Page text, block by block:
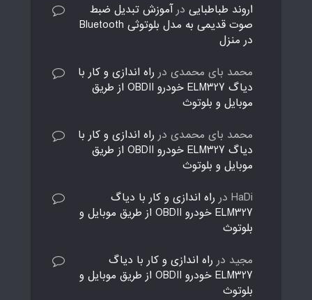
اروند طباطبایی درآموزش تبدیل ضبط
صوت قدیمی به مدل بلوتوثی Bluetooth
در منزل
محمد بای محمدی در راه اندازی و کار با
دیاگ ELM327 خودرو OBDII از طریق
موبایل و بلوتوث
محمد بای محمدی در راه اندازی و کار با
دیاگ ELM327 خودرو OBDII از طریق
موبایل و بلوتوث
HaDi در راه اندازی و کار با دیاگ
ELM327 خودرو OBDII از طریق موبایل و
بلوتوث
مجید در راه اندازی و کار با دیاگ
ELM327 خودرو OBDII از طریق موبایل و
بلوتوث